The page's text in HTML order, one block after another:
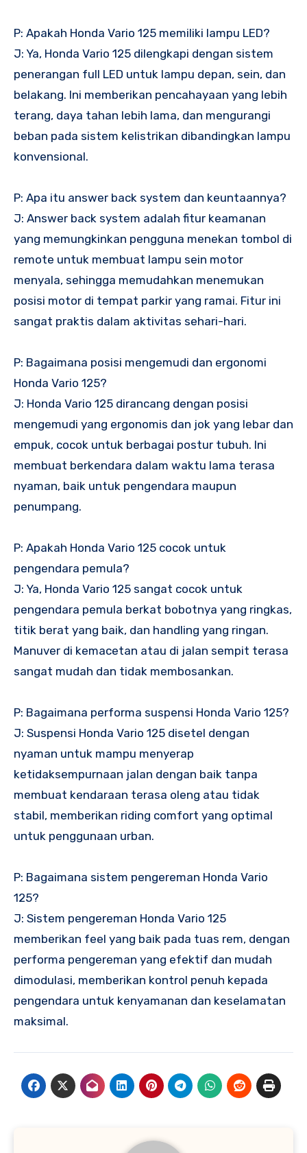
P: Apakah Honda Vario 125 memiliki lampu LED?
J: Ya, Honda Vario 125 dilengkapi dengan sistem
penerangan full LED untuk lampu depan, sein, dan
belakang. Ini memberikan pencahayaan yang lebih
terang, daya tahan lebih lama, dan mengurangi
beban pada sistem kelistrikan dibandingkan lampu
konvensional.
P: Apa itu answer back system dan keuntaannya?
J: Answer back system adalah fitur keamanan
yang memungkinkan pengguna menekan tombol di
remote untuk membuat lampu sein motor
menyala, sehingga memudahkan menemukan
posisi motor di tempat parkir yang ramai. Fitur ini
sangat praktis dalam aktivitas sehari-hari.
P: Bagaimana posisi mengemudi dan ergonomi
Honda Vario 125?
J: Honda Vario 125 dirancang dengan posisi
mengemudi yang ergonomis dan jok yang lebar dan
empuk, cocok untuk berbagai postur tubuh. Ini
membuat berkendara dalam waktu lama terasa
nyaman, baik untuk pengendara maupun
penumpang.
P: Apakah Honda Vario 125 cocok untuk
pengendara pemula?
J: Ya, Honda Vario 125 sangat cocok untuk
pengendara pemula berkat bobotnya yang ringkas,
titik berat yang baik, dan handling yang ringan.
Manuver di kemacetan atau di jalan sempit terasa
sangat mudah dan tidak membosankan.
P: Bagaimana performa suspensi Honda Vario 125?
J: Suspensi Honda Vario 125 disetel dengan
nyaman untuk mampu menyerap
ketidaksempurnaan jalan dengan baik tanpa
membuat kendaraan terasa oleng atau tidak
stabil, memberikan riding comfort yang optimal
untuk penggunaan urban.
P: Bagaimana sistem pengereman Honda Vario
125?
J: Sistem pengereman Honda Vario 125
memberikan feel yang baik pada tuas rem, dengan
performa pengereman yang efektif dan mudah
dimodulasi, memberikan kontrol penuh kepada
pengendara untuk kenyamanan dan keselamatan
maksimal.